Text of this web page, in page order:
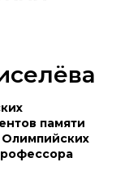
памяти
Олимпийских